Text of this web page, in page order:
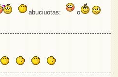
abuciuotas:
o